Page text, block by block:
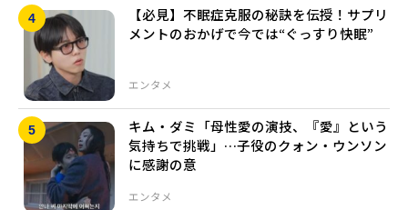
エンタメ
【必見】不眠症克服の秘訣を伝授！サプリ
メントのおかげで今では“ぐっすり快眠”
エンタメ
キム・ダミ「母性愛の演技、『愛』という
気持ちで挑戦」…子役のクォン・ウンソン
に感謝の意